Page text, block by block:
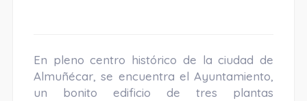
En pleno centro histórico de la ciudad de
Almuñécar, se encuentra el Ayuntamiento,
un bonito edificio de tres plantas